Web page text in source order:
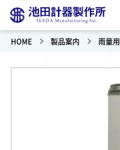
HOME 製品案内 雨量用